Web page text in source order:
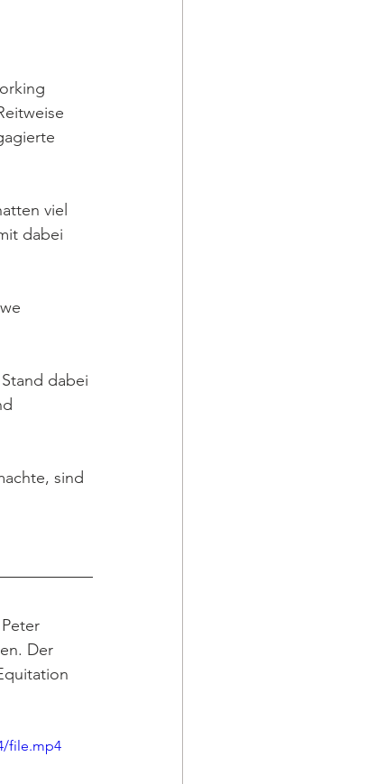
viel
dabei
dabei
sind
Der
file.mp4